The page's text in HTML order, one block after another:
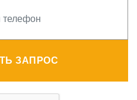
ЗАПРОС